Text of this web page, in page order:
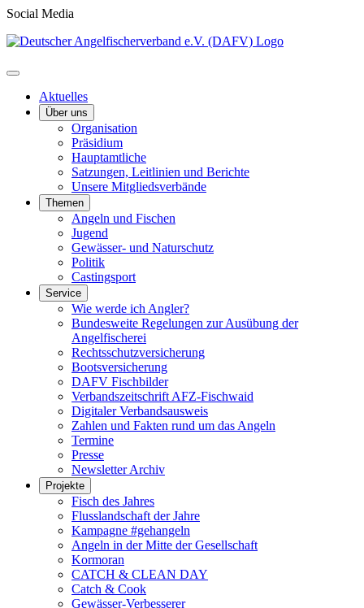
Social Media
Aktuelles
Über uns
Organisation
Präsidium
Hauptamtliche
Satzungen, Leitlinien und Berichte
Unsere Mitgliedsverbände
Themen
Angeln und Fischen
Jugend
Gewässer- und Naturschutz
Politik
Castingsport
Service
Wie werde ich Angler?
Bundesweite Regelungen zur Ausübung der
Angelfischerei
Rechtsschutzversicherung
Bootsversicherung
DAFV Fischbilder
Verbandszeitschrift AFZ-Fischwaid
Digitaler Verbandsausweis
Zahlen und Fakten rund um das Angeln
Termine
Presse
Newsletter Archiv
Projekte
Fisch des Jahres
Flusslandschaft der Jahre
Kampagne #gehangeln
Angeln in der Mitte der Gesellschaft
Kormoran
CATCH & CLEAN DAY
Catch & Cook
Gewässer-Verbesserer